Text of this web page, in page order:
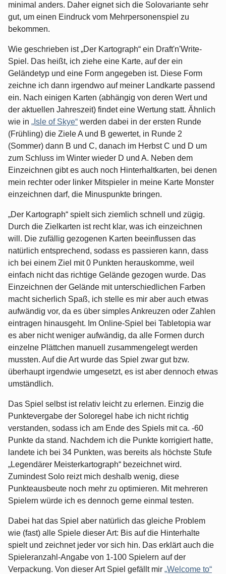
minimal anders. Daher eignet sich die Solovariante sehr
gut, um einen Eindruck vom Mehrpersonenspiel zu
bekommen.
Wie geschrieben ist „Der Kartograph“ ein Draft'n'Write-
Spiel. Das heißt, ich ziehe eine Karte, auf der ein
Geländetyp und eine Form angegeben ist. Diese Form
zeichne ich dann irgendwo auf meiner Landkarte passend
ein. Nach einigen Karten (abhängig von deren Wert und
der aktuellen Jahreszeit) findet eine Wertung statt. Ähnlich
wie in „Isle of Skye“ werden dabei in der ersten Runde
(Frühling) die Ziele A und B gewertet, in Runde 2
(Sommer) dann B und C, danach im Herbst C und D um
zum Schluss im Winter wieder D und A. Neben dem
Einzeichnen gibt es auch noch Hinterhaltkarten, bei denen
mein rechter oder linker Mitspieler in meine Karte Monster
einzeichnen darf, die Minuspunkte bringen.
„Der Kartograph“ spielt sich ziemlich schnell und zügig.
Durch die Zielkarten ist recht klar, was ich einzeichnen
will. Die zufällig gezogenen Karten beeinflussen das
natürlich entsprechend, sodass es passieren kann, dass
ich bei einem Ziel mit 0 Punkten herauskomme, weil
einfach nicht das richtige Gelände gezogen wurde. Das
Einzeichnen der Gelände mit unterschiedlichen Farben
macht sicherlich Spaß, ich stelle es mir aber auch etwas
aufwändig vor, da es über simples Ankreuzen oder Zahlen
eintragen hinausgeht. Im Online-Spiel bei Tabletopia war
es aber nicht weniger aufwändig, da alle Formen durch
einzelne Plättchen manuell zusammengelegt werden
mussten. Auf die Art wurde das Spiel zwar gut bzw.
überhaupt irgendwie umgesetzt, es ist aber dennoch etwas
umständlich.
Das Spiel selbst ist relativ leicht zu erlernen. Einzig die
Punktevergabe der Soloregel habe ich nicht richtig
verstanden, sodass ich am Ende des Spiels mit ca. -60
Punkte da stand. Nachdem ich die Punkte korrigiert hatte,
landete ich bei 34 Punkten, was bereits als höchste Stufe
„Legendärer Meisterkartograph“ bezeichnet wird.
Zumindest Solo reizt mich deshalb wenig, diese
Punkteausbeute noch mehr zu optimieren. Mit mehreren
Spielern würde ich es dennoch gerne einmal testen.
Dabei hat das Spiel aber natürlich das gleiche Problem
wie (fast) alle Spiele dieser Art: Bis auf die Hinterhalte
spielt und zeichnet jeder vor sich hin. Das erklärt auch die
Spieleranzahl-Angabe von 1-100 Spielern auf der
Verpackung. Von dieser Art Spiel gefällt mir „Welcome to“